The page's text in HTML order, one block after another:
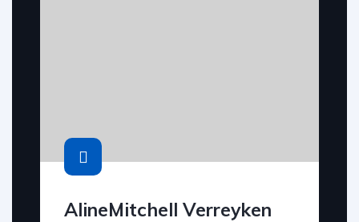
AlineMitchell Verreyken